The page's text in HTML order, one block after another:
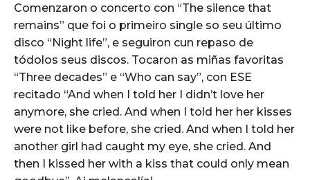
Comenzaron o concerto con “The silence that
remains” que foi o primeiro single so seu último
disco “Night life”, e seguiron cun repaso de
tódolos seus discos. Tocaron as miñas favoritas
“Three decades” e “Who can say”, con ESE
recitado “And when I told her I didn’t love her
anymore, she cried. And when I told her her kisses
were not like before, she cried. And when I told her
another girl had caught my eye, she cried. And
then I kissed her with a kiss that could only mean